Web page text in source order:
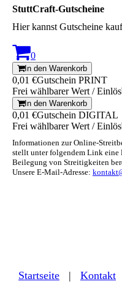
StuttCraft-Gutscheine
Hier kannst Gutscheine
0
In den Warenkorb
0,01 €Gutschein PRINT
Frei wählbarer Wert /
In den Warenkorb
0,01 €Gutschein DIGITAL
Frei wählbarer Wert /
Informationen zur Online-
stellt unter folgendem Link eine
Beilegung von Streitigkeiten
Unsere E-Mail-Adresse:
Startseite | Kontakt